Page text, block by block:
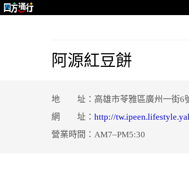
阿源紅豆餅
地 址：高雄市苓雅區廣州一街6
網 址： http://
營業時間：AM7–PM5:30